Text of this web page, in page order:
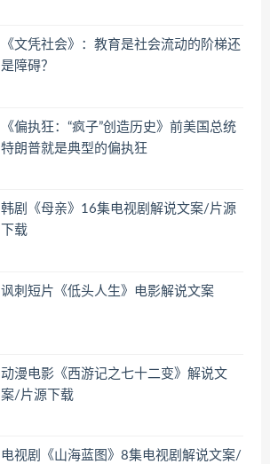
《文凭社会》：教育是社会流动的阶梯还
是障碍？
《偏执狂：“疯子”创造历史》前美国总统
特朗普就是典型的偏执狂
韩剧《母亲》16集电视剧解说文案/片源
下载
讽刺短片《低头人生》电影解说文案
动漫电影《西游记之七十二变》解说文
案/片源下载
电视剧《山海蓝图》8集电视剧解说文案/